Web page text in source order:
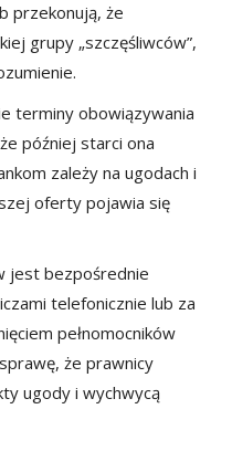
przekonują, że
grupy „szczęśliwców”,
terminy obowiązywania
później starci ona
zależy na ugodach i
oferty pojawia się
jest bezpośrednie
telefonicznie lub za
pełnomocników
że prawnicy
ugody i wychwycą